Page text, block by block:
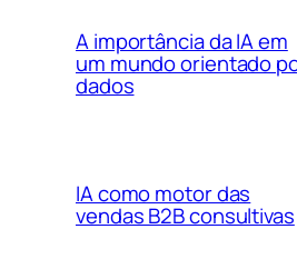
A importância da IA em
um mundo orientado
dados
IA como motor das
vendas B2B consultivas